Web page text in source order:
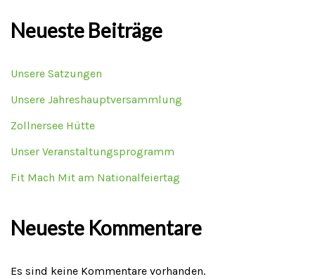
Neueste Beiträge
Unsere Satzungen
Unsere Jahreshauptversammlung
Zollnersee Hütte
Unser Veranstaltungsprogramm
Fit Mach Mit am Nationalfeiertag
Neueste Kommentare
Es sind keine Kommentare vorhanden.